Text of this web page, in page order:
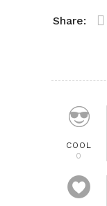
Share:
COOL
0